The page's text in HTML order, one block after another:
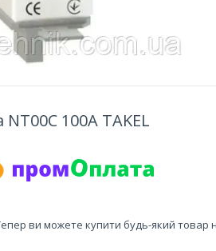
100А TAKEL
ви можете купити будь-який